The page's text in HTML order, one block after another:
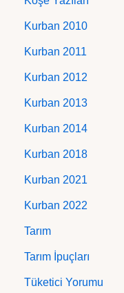
Kurban 2010
Kurban 2011
Kurban 2012
Kurban 2013
Kurban 2014
Kurban 2018
Kurban 2021
Kurban 2022
Tarım
Tarım İpuçları
Tüketici Yorumu